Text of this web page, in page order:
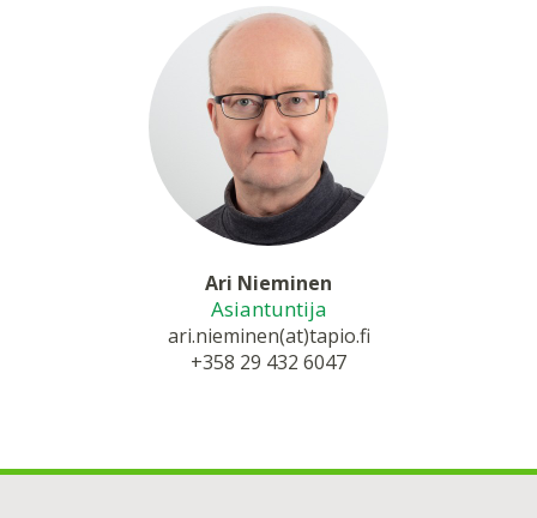
Ari Nieminen
Asiantuntija
ari.nieminen(at)tapio.fi
+358 29 432 6047